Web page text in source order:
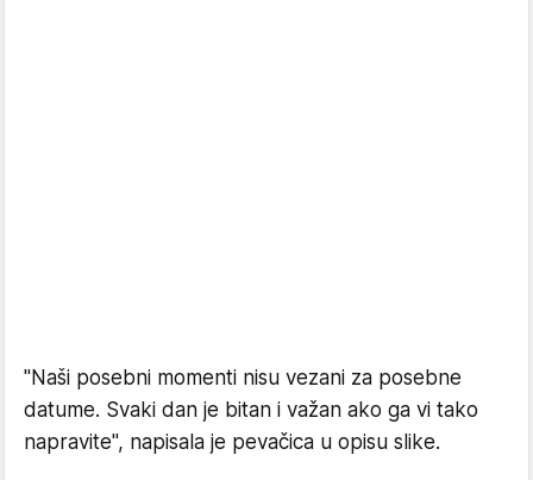
"Naši posebni momenti nisu vezani za posebne
datume. Svaki dan je bitan i važan ako ga vi tako
napravite", napisala je pevačica u opisu slike.